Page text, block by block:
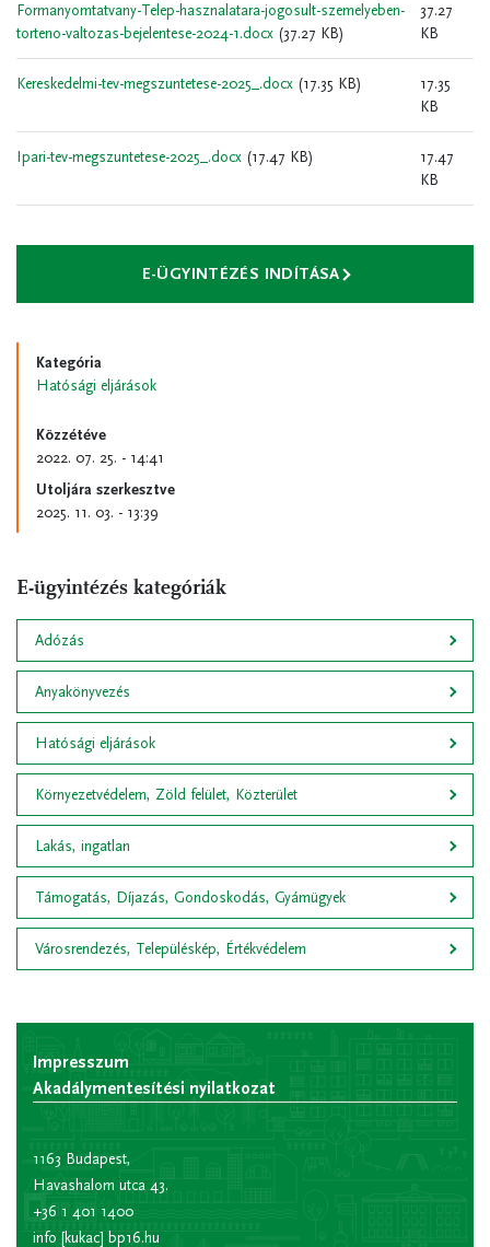
Formanyomtatvany-Telep-hasznalatara-jogosult-szemelyeben-
torteno-valtozas-bejelentese-2024-1.docx (37.27 KB)
37.27
KB
Kereskedelmi-tev-megszuntetese-2025_.docx (17.35 KB)
17.35
KB
Ipari-tev-megszuntetese-2025_.docx (17.47 KB)
17.47
KB
E-ÜGYINTÉZÉS INDÍTÁSA
Kategória
Hatósági eljárások
Közzétéve
2022. 07. 25. - 14:41
Utoljára szerkesztve
2025. 11. 03. - 13:39
E-ügyintézés kategóriák
Adózás
Anyakönyvezés
Hatósági eljárások
Környezetvédelem, Zöld felület, Közterület
Lakás, ingatlan
Támogatás, Díjazás, Gondoskodás, Gyámügyek
Városrendezés, Településkép, Értékvédelem
Impresszum
Akadálymentesítési nyilatkozat
1163 Budapest,
Havashalom utca 43.
+36 1 401 1400
info [kukac] bp16.hu